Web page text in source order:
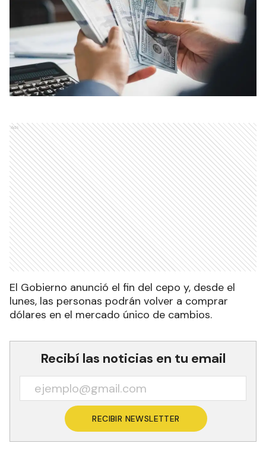
Ads
El Gobierno anunció el fin del cepo y, desde el
lunes, las personas podrán volver a comprar
dólares en el mercado único de cambios.
Recibí las noticias en tu email
RECIBIR NEWSLETTER